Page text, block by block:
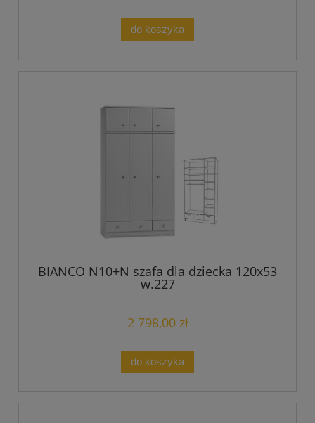
do koszyka
BIANCO N10+N szafa dla dziecka 120x53
w.227
2 798,00 zł
do koszyka